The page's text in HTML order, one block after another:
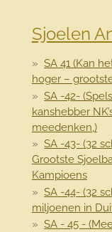
Sjoelen
SA 41 (Kan
hoger –
SA -42-
kanshebber
meedenken,)
SA -43- (32
Grootste
Kampioens
SA -44- (32
miljoenen in
SA - 45 -